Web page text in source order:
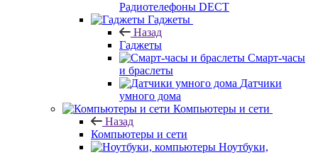
Радиотелефоны DECT
Гаджеты
Назад
Гаджеты
Смарт-часы
и браслеты
Датчики
умного дома
Компьютеры и сети
Назад
Компьютеры и сети
Ноутбуки,